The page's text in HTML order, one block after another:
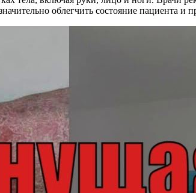
облегчить состояние пациента и